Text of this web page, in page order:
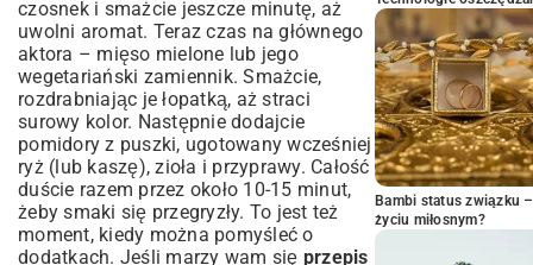
czosnek i smażcie jeszcze minutę, aż
uwolni aromat. Teraz czas na głównego
aktora – mięso mielone lub jego
wegetariański zamiennik. Smażcie,
rozdrabniając je łopatką, aż straci
surowy kolor. Następnie dodajcie
pomidory z puszki, ugotowany wcześniej
ryż (lub kaszę), zioła i przyprawy. Całość
duście razem przez około 10-15 minut,
żeby smaki się przegryzły. To jest też
moment, kiedy można pomyśleć o
dodatkach. Jeśli marzy wam się przepis
Bambi status związku
życiu miłosnym?